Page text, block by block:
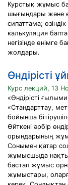
Курстық жұмыс
шығындары және
сипаттама;
калькуляция
негізінде өнімге
жолдары.
Өндірісті
Курс лекций, 13
«Өндірісті
«Стандарттау,
бойынша
Өйткені әрбір
орындарының
Сонымен қатар
жұмысшыда нақты
бастап жұмыс
жұмыстары,